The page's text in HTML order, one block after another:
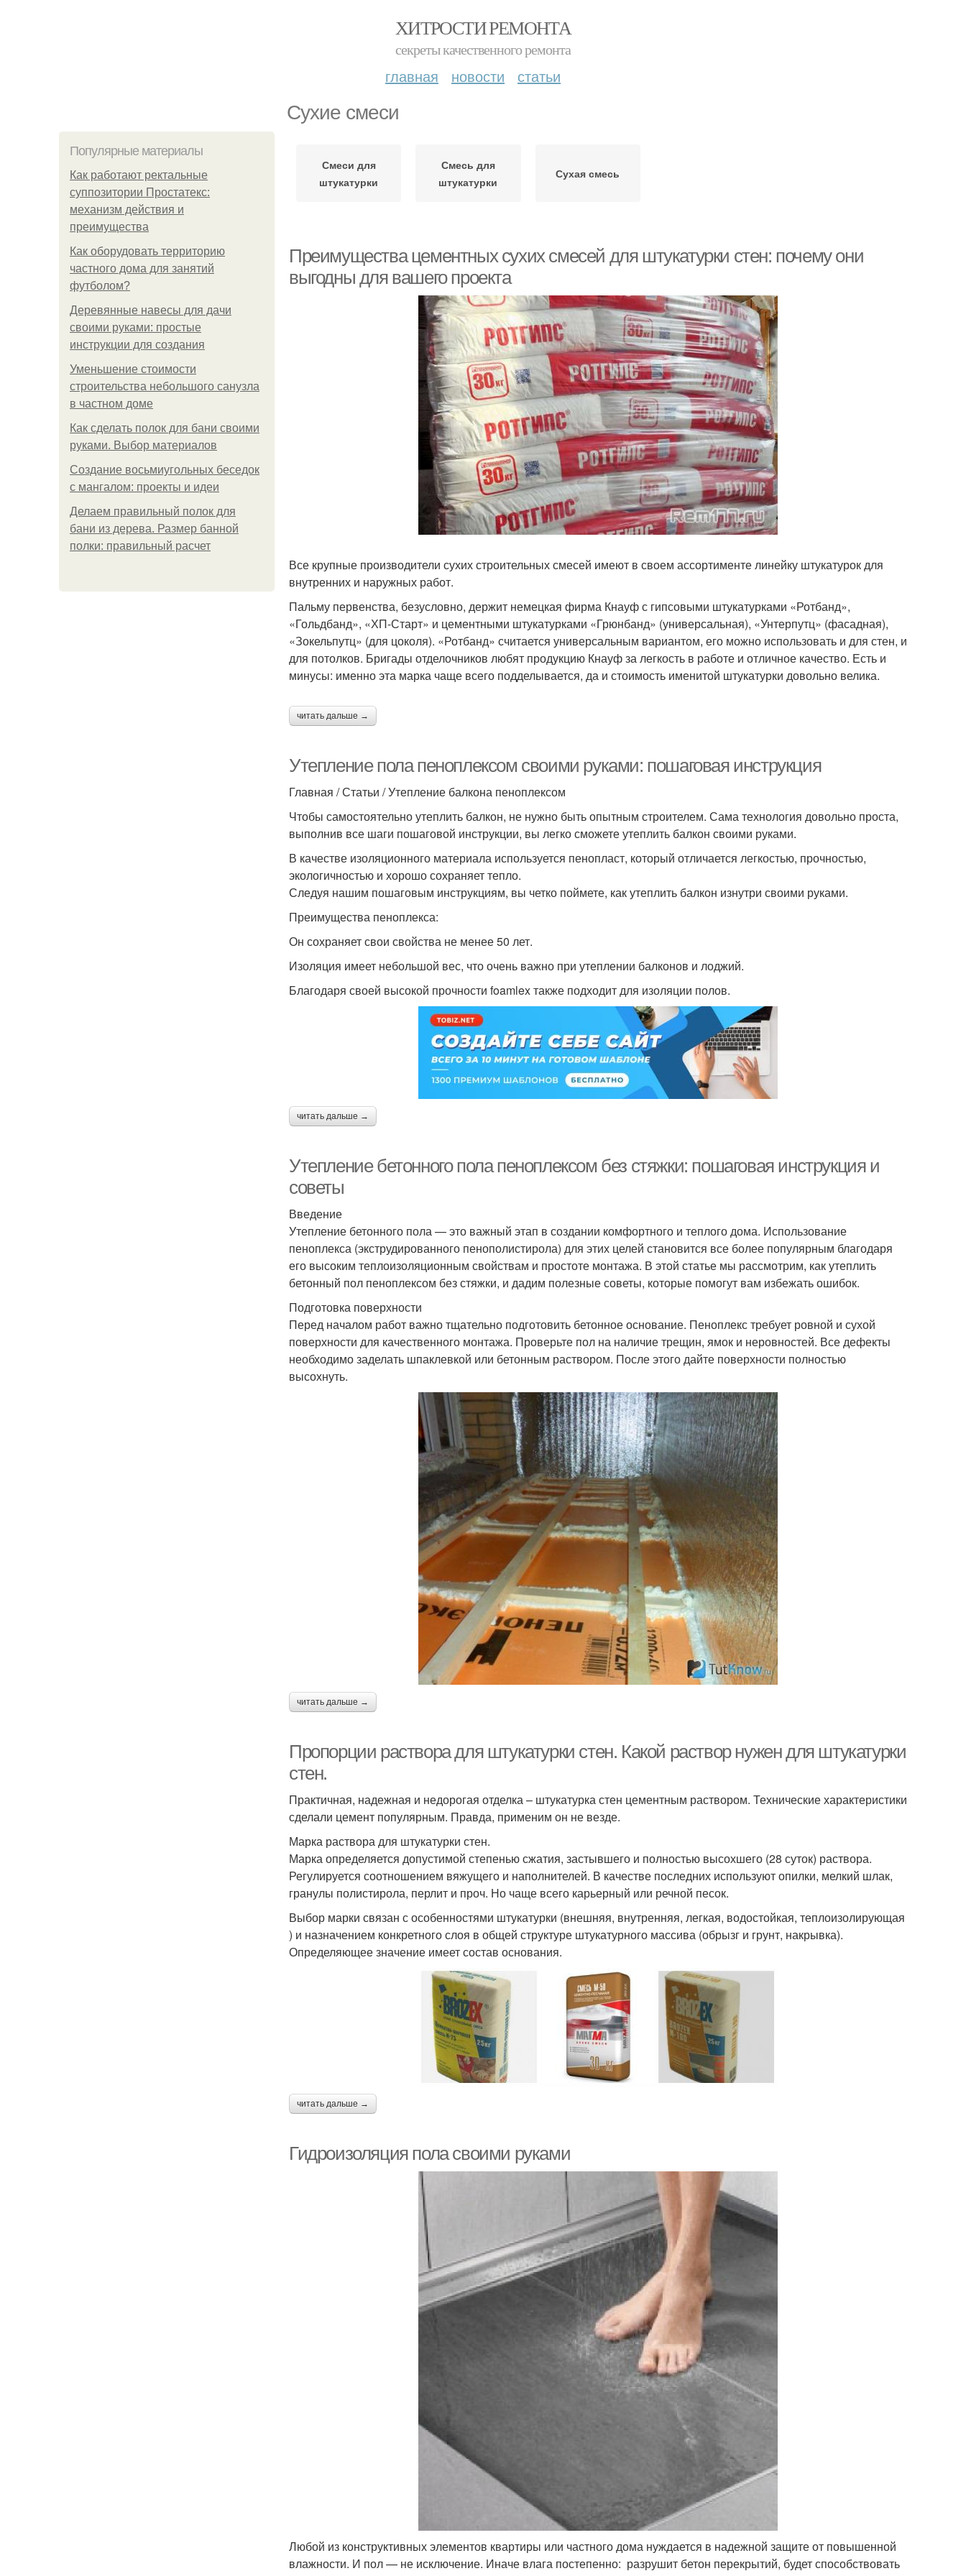
ХИТРОСТИ РЕМОНТА
секреты качественного ремонта
главная новости статьи
Сухие смеси
Популярные материалы
Как работают ректальные
суппозитории Простатекс:
механизм действия и
преимущества
Как оборудовать территорию
частного дома для занятий
футболом?
Деревянные навесы для дачи
своими руками: простые
инструкции для создания
Уменьшение стоимости
строительства небольшого санузла
в частном доме
Как сделать полок для бани своими
руками. Выбор материалов
Создание восьмиугольных беседок
с мангалом: проекты и идеи
Делаем правильный полок для
бани из дерева. Размер банной
полки: правильный расчет
Смеси для
штукатурки
Смесь для
штукатурки
Сухая смесь
Преимущества цементных сухих смесей для штукатурки стен: почему они
выгодны для вашего проекта
Все крупные производители сухих строительных смесей имеют в своем ассортименте линейку штукатурок для
внутренних и наружных работ.
Пальму первенства, безусловно, держит немецкая фирма Кнауф с гипсовыми штукатурками «Ротбанд»,
«Гольдбанд», «ХП-Старт» и цементными штукатурками «Грюнбанд» (универсальная), «Унтерпутц» (фасадная),
«Зокельпутц» (для цоколя). «Ротбанд» считается универсальным вариантом, его можно использовать и для стен, и
для потолков. Бригады отделочников любят продукцию Кнауф за легкость в работе и отличное качество. Есть и
минусы: именно эта марка чаще всего подделывается, да и стоимость именитой штукатурки довольно велика.
читать дальше →
Утепление пола пеноплексом своими руками: пошаговая инструкция
Главная / Статьи / Утепление балкона пеноплексом
Чтобы самостоятельно утеплить балкон, не нужно быть опытным строителем. Сама технология довольно проста,
выполнив все шаги пошаговой инструкции, вы легко сможете утеплить балкон своими руками.
В качестве изоляционного материала используется пенопласт, который отличается легкостью, прочностью,
экологичностью и хорошо сохраняет тепло.
Следуя нашим пошаговым инструкциям, вы четко поймете, как утеплить балкон изнутри своими руками.
Преимущества пеноплекса:
Он сохраняет свои свойства не менее 50 лет.
Изоляция имеет небольшой вес, что очень важно при утеплении балконов и лоджий.
Благодаря своей высокой прочности foamlex также подходит для изоляции полов.
читать дальше →
Утепление бетонного пола пеноплексом без стяжки: пошаговая инструкция и
советы
Введение
Утепление бетонного пола — это важный этап в создании комфортного и теплого дома. Использование
пеноплекса (экструдированного пенополистирола) для этих целей становится все более популярным благодаря
его высоким теплоизоляционным свойствам и простоте монтажа. В этой статье мы рассмотрим, как утеплить
бетонный пол пеноплексом без стяжки, и дадим полезные советы, которые помогут вам избежать ошибок.
Подготовка поверхности
Перед началом работ важно тщательно подготовить бетонное основание. Пеноплекс требует ровной и сухой
поверхности для качественного монтажа. Проверьте пол на наличие трещин, ямок и неровностей. Все дефекты
необходимо заделать шпаклевкой или бетонным раствором. После этого дайте поверхности полностью
высохнуть.
читать дальше →
Пропорции раствора для штукатурки стен. Какой раствор нужен для штукатурки
стен.
Практичная, надежная и недорогая отделка – штукатурка стен цементным раствором. Технические характеристики
сделали цемент популярным. Правда, применим он не везде.
Марка раствора для штукатурки стен.
Марка определяется допустимой степенью сжатия, застывшего и полностью высохшего (28 суток) раствора.
Регулируется соотношением вяжущего и наполнителей. В качестве последних используют опилки, мелкий шлак,
гранулы полистирола, перлит и проч. Но чаще всего карьерный или речной песок.
Выбор марки связан с особенностями штукатурки (внешняя, внутренняя, легкая, водостойкая, теплоизолирующая
) и назначением конкретного слоя в общей структуре штукатурного массива (обрызг и грунт, накрывка).
Определяющее значение имеет состав основания.
читать дальше →
Гидроизоляция пола своими руками
Любой из конструктивных элементов квартиры или частного дома нуждается в надежной защите от повышенной
влажности. И пол — не исключение. Иначе влага постепенно: разрушит бетон перекрытий, будет способствовать